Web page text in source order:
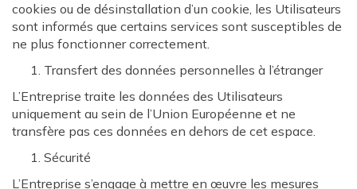
cookies ou de désinstallation d’un cookie, les Utilisateurs
sont informés que certains services sont susceptibles de
ne plus fonctionner correctement.
Transfert des données personnelles à l’étranger
L’Entreprise traite les données des Utilisateurs
uniquement au sein de l’Union Européenne et ne
transfère pas ces données en dehors de cet espace.
Sécurité
L’Entreprise s’engage à mettre en œuvre les mesures